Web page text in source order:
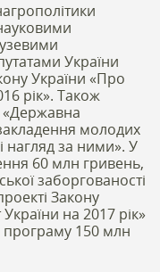
України
України «Про
рік». Також
молодих
нагляд за ними». У
60 млн гривень,
заборгованості
Закону
на 2017 рік»
150 млн